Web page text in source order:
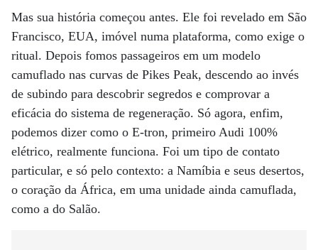
Mas sua história começou antes. Ele foi revelado em São
Francisco, EUA, imóvel numa plataforma, como exige o
ritual. Depois fomos passageiros em um modelo
camuflado nas curvas de Pikes Peak, descendo ao invés
de subindo para descobrir segredos e comprovar a
eficácia do sistema de regeneração. Só agora, enfim,
podemos dizer como o E-tron, primeiro Audi 100%
elétrico, realmente funciona. Foi um tipo de contato
particular, e só pelo contexto: a Namíbia e seus desertos,
o coração da África, em uma unidade ainda camuflada,
como a do Salão.